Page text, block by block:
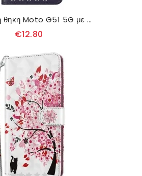
δερματινη θηκη Moto G51 5G με κορδονι Δέντρο Και Strappy Owls
€12.80